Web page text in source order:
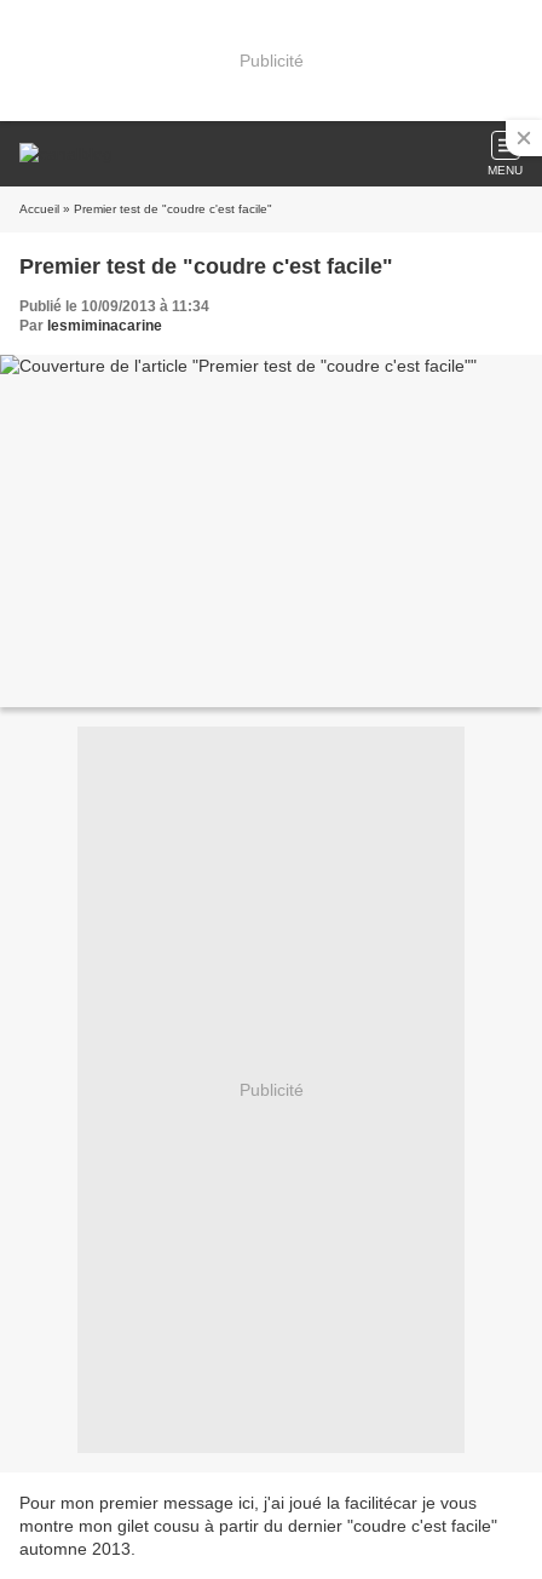
Publicité
MENU
Accueil » Premier test de "coudre c'est facile"
Premier test de "coudre c'est facile"
Publié le 10/09/2013 à 11:34
Par lesmiminacarine
Publicité
Pour mon premier message ici, j'ai joué la facilitécar je vous
montre mon gilet cousu à partir du dernier "coudre c'est facile"
automne 2013.